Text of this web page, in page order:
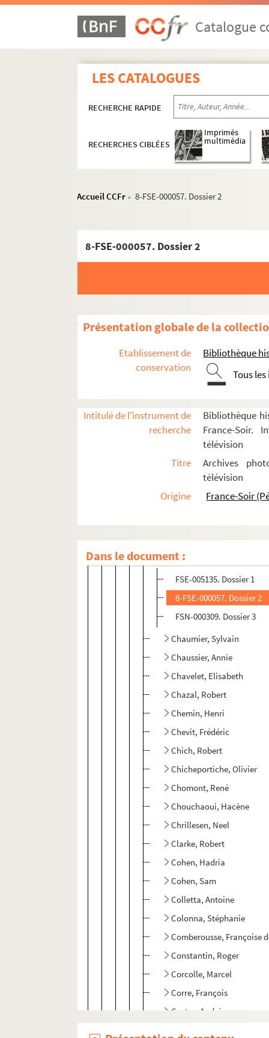
Catalogue
LES CATALOGUES
RECHERCHE RAPIDE
RECHERCHES CIBLÉES
Imprimés
multimédia
Accueil CCFr > 8-FSE-000057. Dossier 2
8-FSE-000057. Dossier 2
Présentation globale de la
Etablissement de
conservation
Bibliothèque
Tous
Intitulé de l'instrument de
recherche
Bibliothèque
France-Soir.
télévision
Titre
Archives
télévision
Origine
France-Soir
Dans le document :
Avant la Deuxième Guerre mondiale
Titres et journaux créés pendant la
France-Soir : 1945-2001
Les locaux
Le personnel
A
Cabanne Patrick
FSC-001613. Caire, Mayeul
Caron, Christiane
Carret, Martine
Cartier Jacqueline
Catuogno, Pascal
Caucino, Jacques
Césaire, Frédérique
Chaki, Charles
Champinot, Claude
Chardigny, Louis
Chatschkoffa, Irène
FSE-005135. Dossier 1
8-FSE-000057. Dossier 2
FSN-000309. Dossier 3
Chaumier, Sylvain
Chaussier, Annie
Chavelet, Elisabeth
Chazal, Robert
Chemin, Henri
Chevit, Frédéric
Chich, Robert
Chicheportiche, Olivier
Chomont, René
Chouchaoui, Hacène
Chrillesen, Neel
Clarke, Robert
Cohen, Hadria
Cohen, Sam
Colletta, Antoine
Colonna, Stéphanie
Comberousse, Françoise
Constantin, Roger
Corcolle, Marcel
Corre, François
Costes, André